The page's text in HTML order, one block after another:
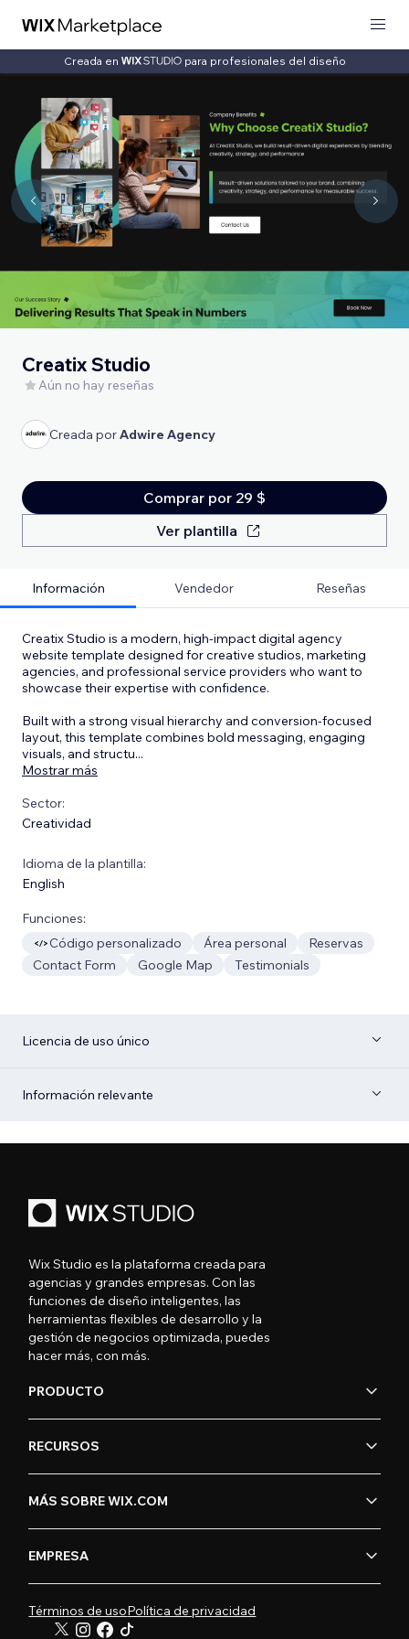
Creada en para profesionales del diseño
Creatix Studio
Aún no hay reseñas
Creada porAdwire Agency
Comprar por 29 $
Ver plantilla
Información Vendedor Reseñas
Creatix Studio is a modern, high-impact digital agency
website template designed for creative studios, marketing
agencies, and professional service providers who want to
showcase their expertise with confidence.
Built with a strong visual hierarchy and conversion-focused
layout, this template combines bold messaging, engaging
visuals, and structu...
Mostrar más
Sector:
Creatividad
Idioma de la plantilla:
English
Funciones:
Código personalizado
Área personal
Reservas
Contact Form
Google Map Testimonials
Licencia de uso único
Información relevante
Wix Studio es la plataforma creada para
agencias y grandes empresas. Con las
funciones de diseño inteligentes, las
herramientas flexibles de desarrollo y la
gestión de negocios optimizada, puedes
hacer más, con más.
PRODUCTO
RECURSOS
MÁS SOBRE WIX.COM
EMPRESA
Términos de usoPolítica de privacidad